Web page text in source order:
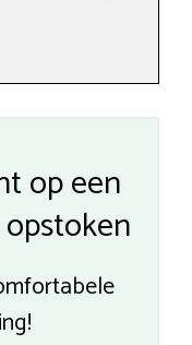
op een